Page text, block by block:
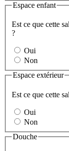
Espace enfant
Est ce que cette
?
Oui
Non
Espace extérieur
Est ce que cette
Oui
Non
Douche